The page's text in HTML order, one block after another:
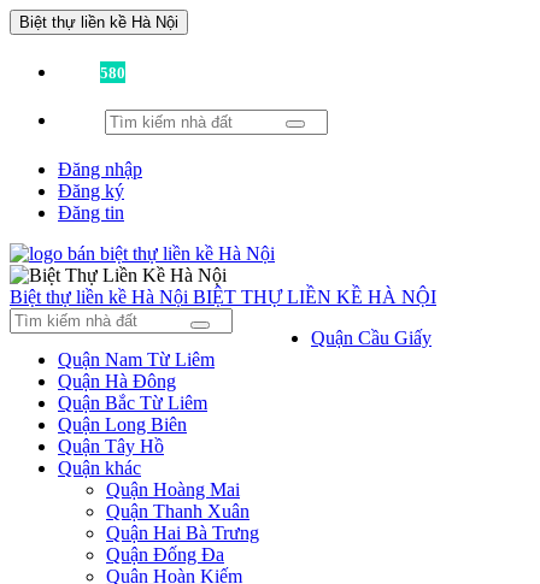
Biệt thự liền kề Hà Nội
580
Đăng nhập
Đăng ký
Đăng tin
Biệt thự liền kề Hà Nội BIỆT THỰ LIỀN KỀ HÀ NỘI
Quận Cầu Giấy
Quận Nam Từ Liêm
Quận Hà Đông
Quận Bắc Từ Liêm
Quận Long Biên
Quận Tây Hồ
Quận khác
Quận Hoàng Mai
Quận Thanh Xuân
Quận Hai Bà Trưng
Quận Đống Đa
Quận Hoàn Kiếm